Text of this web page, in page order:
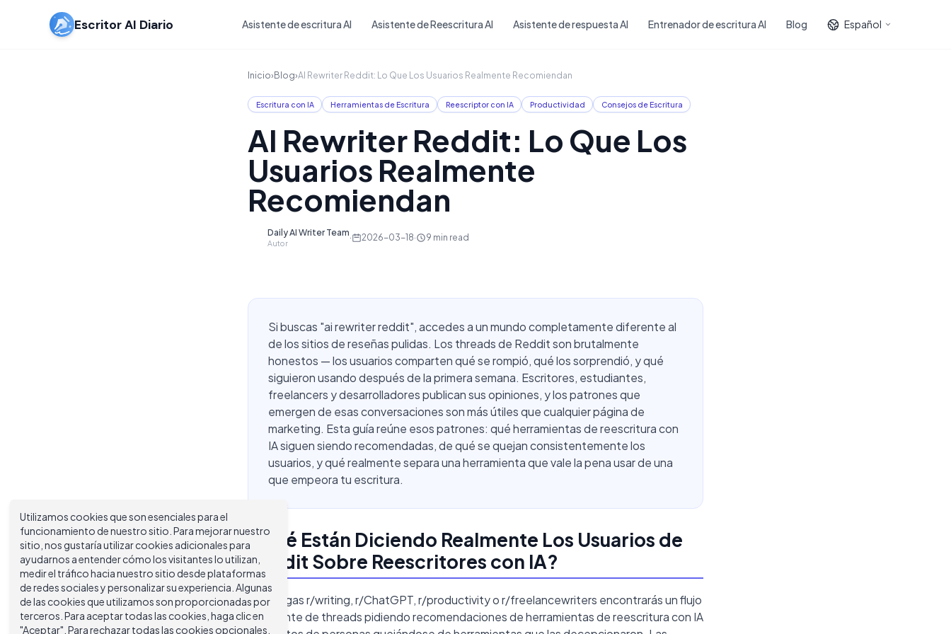
Escritor AI Diario Asistente de escritura AI Asistente de Reescritura AI Asistente de respuesta AI Entrenador de escritura AI Blog Español
Inicio›Blog›AI Rewriter Reddit: Lo Que Los Usuarios Realmente Recomiendan
Escritura con IA Herramientas de Escritura Reescriptor con IA Productividad Consejos de Escritura
AI Rewriter Reddit: Lo Que Los
Usuarios Realmente
Recomiendan
Daily AI Writer Team
Autor
· 2026-03-18· 9 min read
Si buscas "ai rewriter reddit", accedes a un mundo completamente diferente al
de los sitios de reseñas pulidas. Los threads de Reddit son brutalmente
honestos — los usuarios comparten qué se rompió, qué los sorprendió, y qué
siguieron usando después de la primera semana. Escritores, estudiantes,
freelancers y desarrolladores publican sus opiniones, y los patrones que
emergen de esas conversaciones son más útiles que cualquier página de
marketing. Esta guía reúne esos patrones: qué herramientas de reescritura con
IA siguen siendo recomendadas, de qué se quejan consistentemente los
usuarios, y qué realmente separa una herramienta que vale la pena usar de una
que empeora tu escritura.
¿Qué Están Diciendo Realmente Los Usuarios de
Reddit Sobre Reescritores con IA?
Si navegas r/writing, r/ChatGPT, r/productivity o r/freelancewriters encontrarás un flujo
constante de threads pidiendo recomendaciones de herramientas de reescritura con IA
Utilizamos cookies que son esenciales para el
funcionamiento de nuestro sitio. Para mejorar nuestro
sitio, nos gustaría utilizar cookies adicionales para
ayudarnos a entender cómo los visitantes lo utilizan,
medir el tráfico hacia nuestro sitio desde plataformas
de redes sociales y personalizar su experiencia. Algunas
de las cookies que utilizamos son proporcionadas por
terceros. Para aceptar todas las cookies, haga clic en
"Aceptar". Para rechazar todas las cookies opcionales,